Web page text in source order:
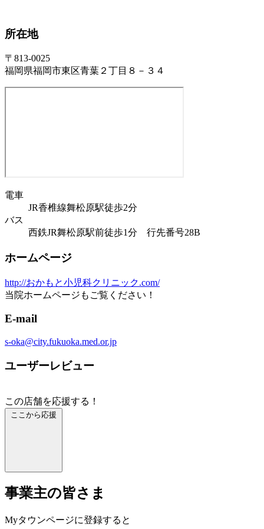
所在地
〒813-0025
福岡県福岡市東区青葉２丁目８－３４
電車
JR香椎線舞松原駅徒歩2分
バス
西鉄JR舞松原駅前徒歩1分 行先番号28B
ホームページ
http://おかもと小児科クリニック.com/
当院ホームページもご覧ください！
E-mail
s-oka@city.fukuoka.med.or.jp
ユーザーレビュー
この店舗を応援する！
ここから応援
事業主の皆さま
Myタウンページに登録すると